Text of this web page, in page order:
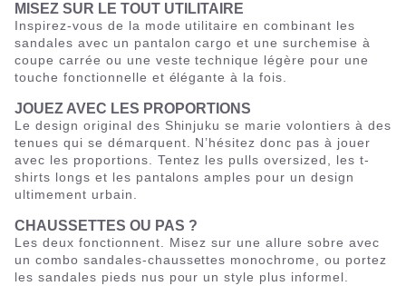
MISEZ SUR LE TOUT UTILITAIRE
Inspirez-vous de la mode utilitaire en combinant les
sandales avec un pantalon cargo et une surchemise à
coupe carrée ou une veste technique légère pour une
touche fonctionnelle et élégante à la fois.
JOUEZ AVEC LES PROPORTIONS
Le design original des Shinjuku se marie volontiers à des
tenues qui se démarquent. N’hésitez donc pas à jouer
avec les proportions. Tentez les pulls oversized, les t-
shirts longs et les pantalons amples pour un design
ultimement urbain.
CHAUSSETTES OU PAS ?
Les deux fonctionnent. Misez sur une allure sobre avec
un combo sandales-chaussettes monochrome, ou portez
les sandales pieds nus pour un style plus informel.